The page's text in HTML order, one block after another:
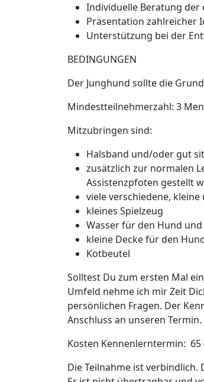
Individuelle Beratung der
Präsentation zahlreicher
Unterstützung bei der
BEDINGUNGEN
Der Junghund sollte die
Mindestteilnehmerzahl: 3
Mitzubringen sind:
Halsband und/oder gut
zusätzlich zur normalen
Assistenzpfoten gestellt
viele verschiedene,
kleines Spielzeug
Wasser für den Hund
kleine Decke für den
Kotbeutel
Solltest Du zum ersten Mal
Umfeld nehme ich mir Zeit
persönlichen Fragen. Der
Anschluss an unseren Termin.
Kosten Kennenlerntermin:
Die Teilnahme ist verbindlich.